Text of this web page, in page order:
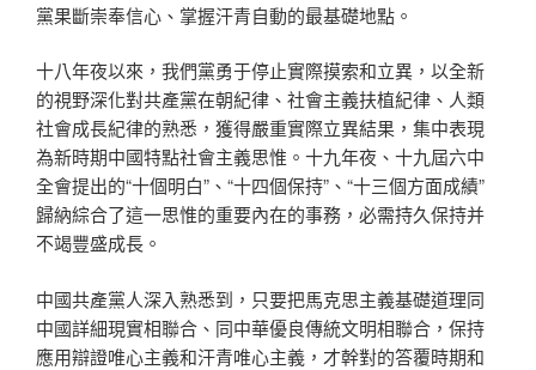
黨果斷崇奉信心、掌握汗青自動的最基礎地點。
十八年夜以來，我們黨勇于停止實際摸索和立異，以全新
的視野深化對共產黨在朝紀律、社會主義扶植紀律、人類
社會成長紀律的熟悉，獲得嚴重實際立異結果，集中表現
為新時期中國特點社會主義思惟。十九年夜、十九屆六中
全會提出的“十個明白”、“十四個保持”、“十三個方面成績”
歸納綜合了這一思惟的重要內在的事務，必需持久保持并
不竭豐盛成長。
中國共產黨人深入熟悉到，只要把馬克思主義基礎道理同
中國詳細現實相聯合、同中華優良傳統文明相聯合，保持
應用辯證唯心主義和汗青唯心主義，才幹對的答覆時期和